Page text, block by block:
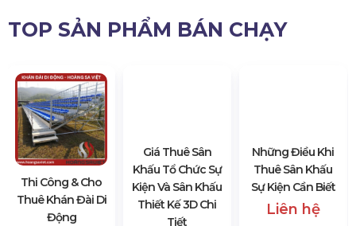
TOP SẢN PHẨM BÁN CHẠY
Thi Công & Cho
Thuê Khán Đài Di
Động
Giá Thuê Sân
Khấu Tổ Chức Sự
Kiện Và Sân Khấu
Những Điều Khi
Thuê Sân Khấu
Sự Kiện Cần Biết